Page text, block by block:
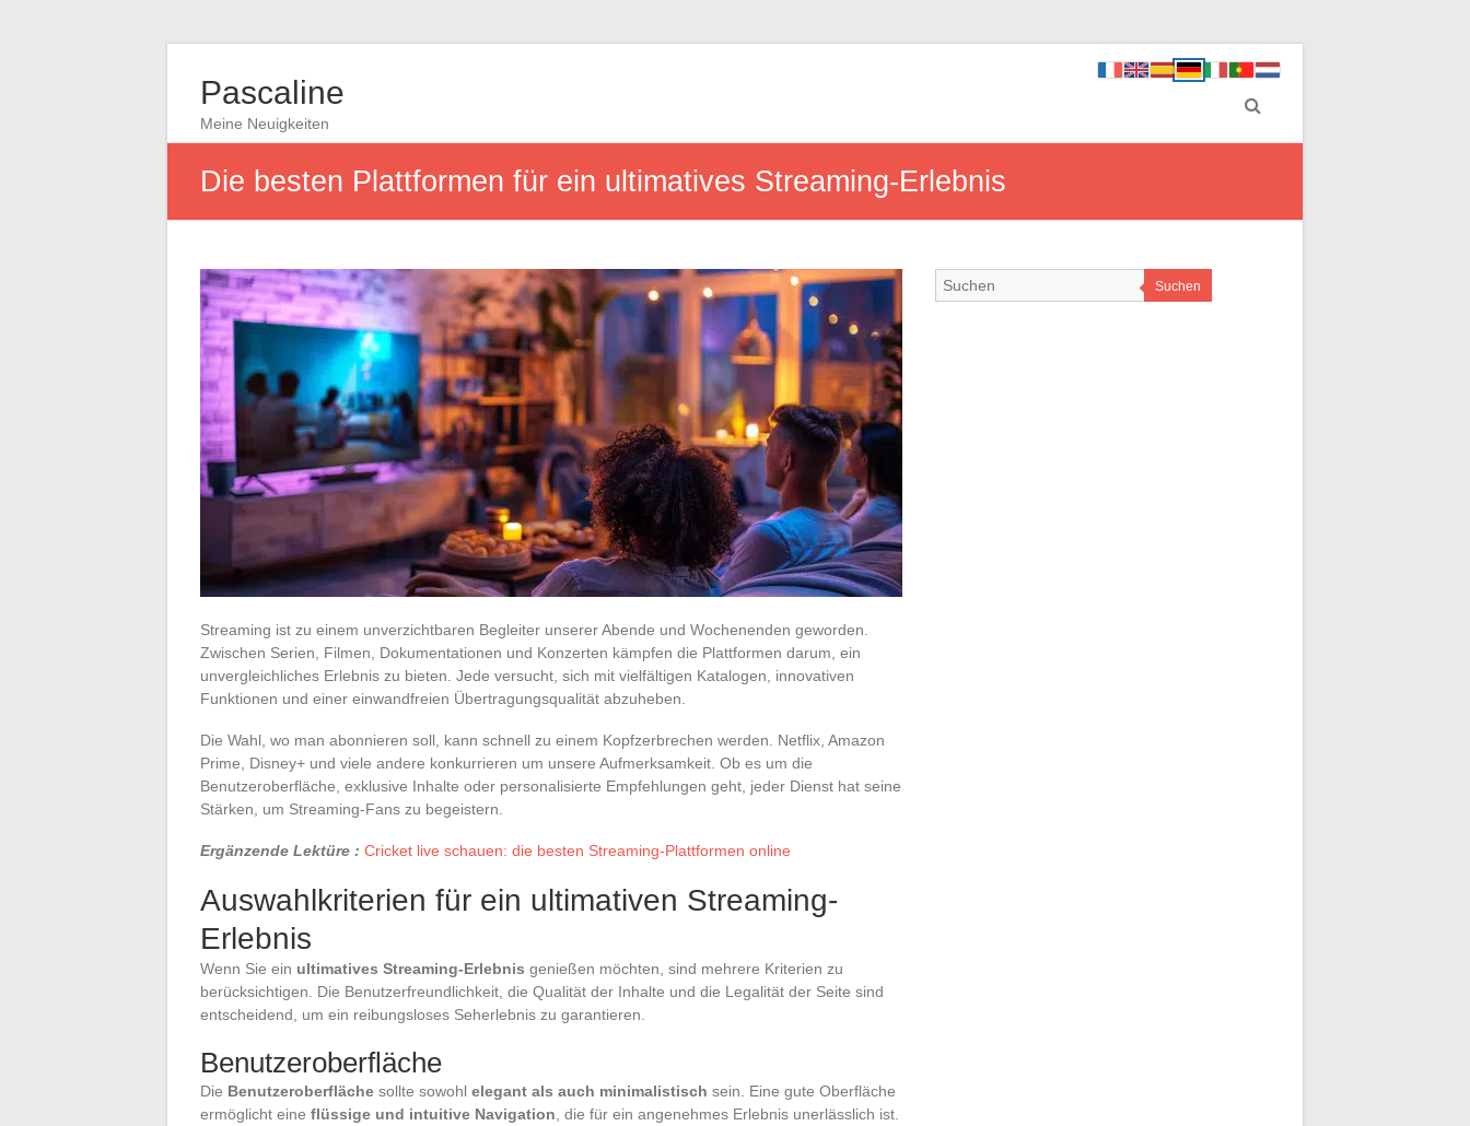
Pascaline
Meine Neuigkeiten
Die besten Plattformen für ein ultimatives Streaming-Erlebnis
Streaming ist zu einem unverzichtbaren Begleiter unserer Abende und Wochenenden geworden.
Zwischen Serien, Filmen, Dokumentationen und Konzerten kämpfen die Plattformen darum, ein
unvergleichliches Erlebnis zu bieten. Jede versucht, sich mit vielfältigen Katalogen, innovativen
Funktionen und einer einwandfreien Übertragungsqualität abzuheben.
Die Wahl, wo man abonnieren soll, kann schnell zu einem Kopfzerbrechen werden. Netflix, Amazon
Prime, Disney+ und viele andere konkurrieren um unsere Aufmerksamkeit. Ob es um die
Benutzeroberfläche, exklusive Inhalte oder personalisierte Empfehlungen geht, jeder Dienst hat seine
Stärken, um Streaming-Fans zu begeistern.
Ergänzende Lektüre : Cricket live schauen: die besten Streaming-Plattformen online
Auswahlkriterien für ein ultimativen Streaming-
Erlebnis
Wenn Sie ein ultimatives Streaming-Erlebnis genießen möchten, sind mehrere Kriterien zu
berücksichtigen. Die Benutzerfreundlichkeit, die Qualität der Inhalte und die Legalität der Seite sind
entscheidend, um ein reibungsloses Seherlebnis zu garantieren.
Benutzeroberfläche
Die Benutzeroberfläche sollte sowohl elegant als auch minimalistisch sein. Eine gute Oberfläche
ermöglicht eine flüssige und intuitive Navigation , die für ein angenehmes Erlebnis unerlässlich ist.
Suchen